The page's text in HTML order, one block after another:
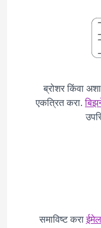
ब्रोशर किंवा
एकत्रित करा.
समाविष्ट करा